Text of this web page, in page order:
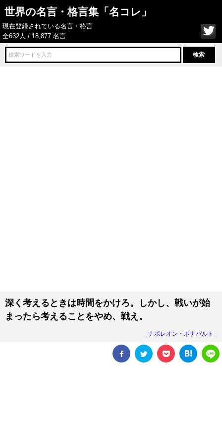
世界の名言・格言集「名コレ」
現在登録されている名言・格言
全632人 / 18,877 名言
深く考えるときは時間をかけろ。しかし、戦いが始
まったら考えることをやめ、戦え。
ナポレオン・ボナパルト